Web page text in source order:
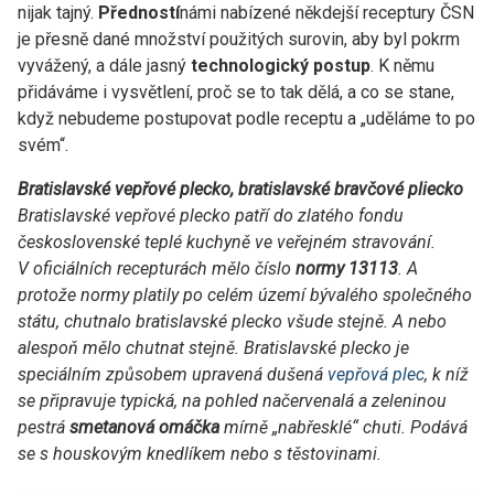
nijak tajný. Přednostínámi nabízené někdejší receptury ČSN
je přesně dané množství použitých surovin, aby byl pokrm
vyvážený, a dále jasný technologický postup. K němu
přidáváme i vysvětlení, proč se to tak dělá, a co se stane,
když nebudeme postupovat podle receptu a „uděláme to po
svém“.
Bratislavské vepřové plecko, bratislavské bravčové pliecko
Bratislavské vepřové plecko patří do zlatého fondu
československé teplé kuchyně ve veřejném stravování.
V oficiálních recepturách mělo číslo normy 13113. A
protože normy platily po celém území bývalého společného
státu, chutnalo bratislavské plecko všude stejně. A nebo
alespoň mělo chutnat stejně. Bratislavské plecko je
speciálním způsobem upravená dušená vepřová plec, k níž
se připravuje typická, na pohled načervenalá a zeleninou
pestrá smetanová omáčka mírně „nabřesklé“ chuti. Podává
se s houskovým knedlíkem nebo s těstovinami.